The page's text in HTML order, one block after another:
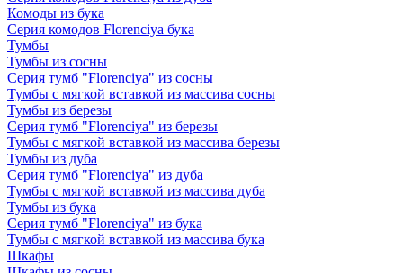
Комоды из бука
Серия комодов Florenciya бука
Тумбы
Тумбы из сосны
Серия тумб "Florenciya" из сосны
Тумбы с мягкой вставкой из массива сосны
Тумбы из березы
Серия тумб "Florenciya" из березы
Тумбы с мягкой вставкой из массива березы
Тумбы из дуба
Серия тумб "Florenciya" из дуба
Тумбы с мягкой вставкой из массива дуба
Тумбы из бука
Серия тумб "Florenciya" из бука
Тумбы с мягкой вставкой из массива бука
Шкафы